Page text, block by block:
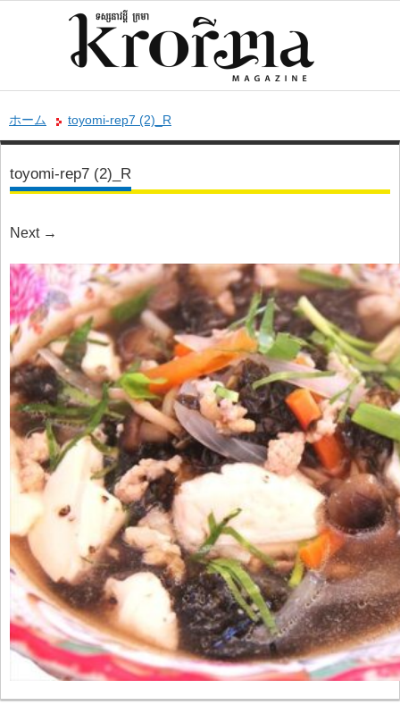
ホーム toyomi-rep7 (2)_R
toyomi-rep7 (2)_R
Next →